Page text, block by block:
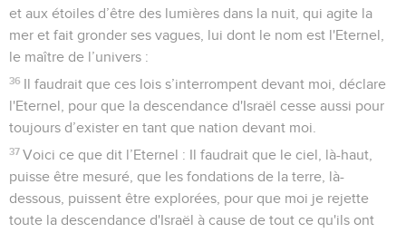
et aux étoiles d’être des lumières dans la nuit, qui agite la
mer et fait gronder ses vagues, lui dont le nom est l'Eternel,
le maître de l’univers :
36 Il faudrait que ces lois s’interrompent devant moi, déclare
l'Eternel, pour que la descendance d'Israël cesse aussi pour
toujours d’exister en tant que nation devant moi.
37 Voici ce que dit l’Eternel : Il faudrait que le ciel, là-haut,
puisse être mesuré, que les fondations de la terre, là-
dessous, puissent être explorées, pour que moi je rejette
toute la descendance d'Israël à cause de tout ce qu'ils ont